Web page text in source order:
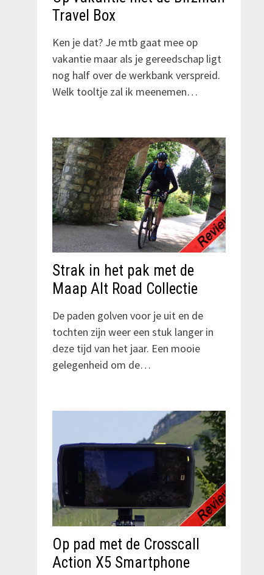
Travel Box
Ken je dat? Je mtb gaat mee op
vakantie maar als je gereedschap ligt
nog half over de werkbank verspreid.
Welk tooltje zal ik meenemen…
Strak in het pak met de
Maap Alt Road Collectie
De paden golven voor je uit en de
tochten zijn weer een stuk langer in
deze tijd van het jaar. Een mooie
gelegenheid om de…
Op pad met de Crosscall
Action X5 Smartphone